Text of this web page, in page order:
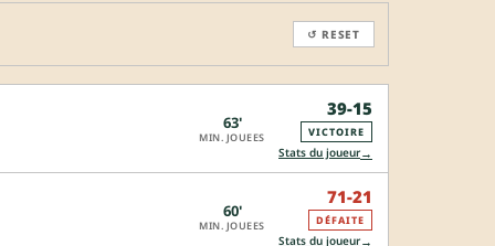
↺ RESET
63'
MIN. JOUEES
39-15
VICTOIRE
Stats du joueur→
60'
MIN. JOUEES
71-21
DÉFAITE
Stats du joueur→